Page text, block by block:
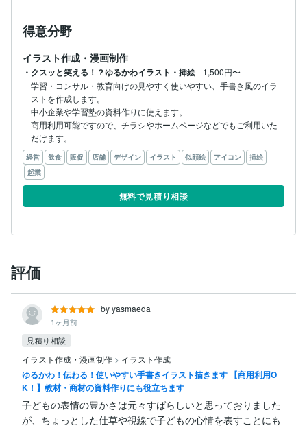
得意分野
イラスト作成・漫画制作
・クスッと笑える！？ゆるかわイラスト・挿絵
1,500円〜
学習・コンサル・教育向けの見やすく使いやすい、手書き風のイラ
ストを作成します。
中小企業や学習塾の資料作りに使えます。
商用利用可能ですので、チラシやホームページなどでもご利用いた
だけます。
経営 飲食 販促 店舗 デザイン イラスト 似顔絵 アイコン
挿絵
起業
無料で見積り相談
評価
by yasmaeda
1ヶ月前
見積り相談
イラスト作成・漫画制作 > イラスト作成
ゆるかわ！伝わる！使いやすい手書きイラスト描きます 【商用利用O
K！】教材・商材の資料作りにも役立ちます
子どもの表情の豊かさは元々すばらしいと思っておりました
が、ちょっとした仕草や視線で子どもの心情を表すことにも